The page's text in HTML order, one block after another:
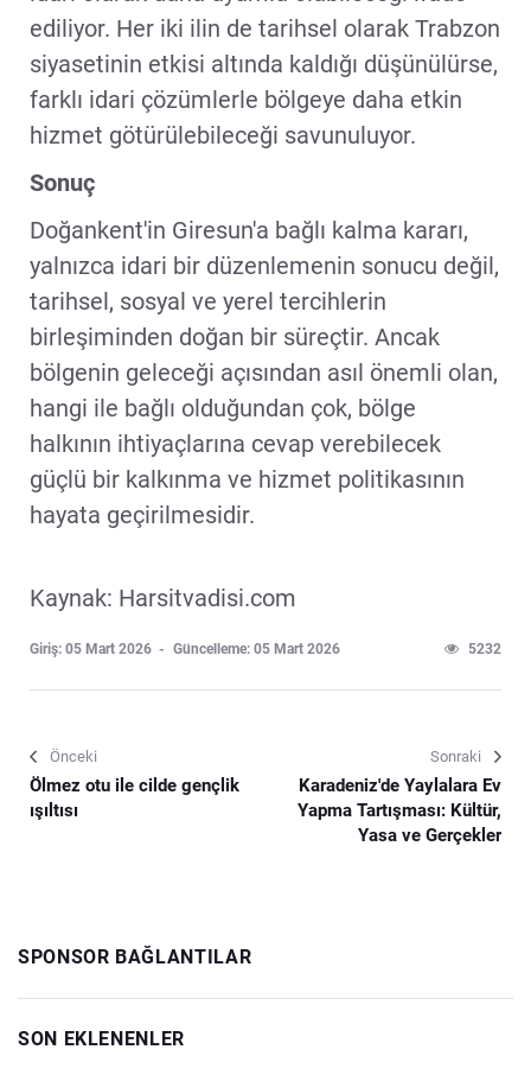
ediliyor. Her iki ilin de tarihsel olarak Trabzon
siyasetinin etkisi altında kaldığı düşünülürse,
farklı idari çözümlerle bölgeye daha etkin
hizmet götürülebileceği savunuluyor.
Sonuç
Doğankent'in Giresun'a bağlı kalma kararı,
yalnızca idari bir düzenlemenin sonucu değil,
tarihsel, sosyal ve yerel tercihlerin
birleşiminden doğan bir süreçtir. Ancak
bölgenin geleceği açısından asıl önemli olan,
hangi ile bağlı olduğundan çok, bölge
halkının ihtiyaçlarına cevap verebilecek
güçlü bir kalkınma ve hizmet politikasının
hayata geçirilmesidir.
Kaynak: Harsitvadisi.com
Giriş: 05 Mart 2026 Güncelleme: 05 Mart 2026 5232
Önceki
Ölmez otu ile cilde gençlik
ışıltısı
Sonraki
Karadeniz'de Yaylalara Ev
Yapma Tartışması: Kültür,
Yasa ve Gerçekler
SPONSOR BAĞLANTILAR
SON EKLENENLER